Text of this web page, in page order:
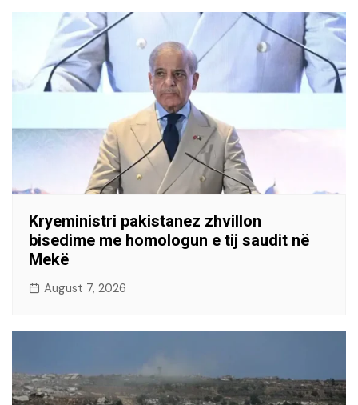
Kryeministri pakistanez zhvillon
bisedime me homologun e tij saudit në
Mekë
August 7, 2026